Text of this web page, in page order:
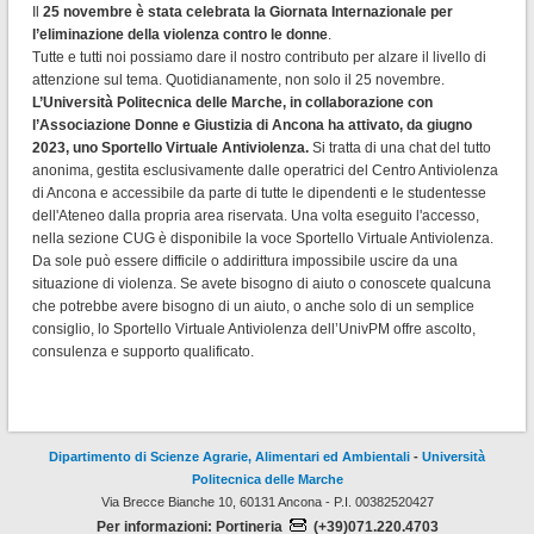
25 novembre è stata celebrata la Giornata Internazionale per
l’eliminazione della violenza contro le donne.
Tutte e tutti noi possiamo dare il nostro contributo per alzare il livello di
attenzione sul tema. Quotidianamente, non solo il 25 novembre.
L’Università Politecnica delle Marche, in collaborazione con
l’Associazione Donne e Giustizia di Ancona ha attivato, da giugno
2023, uno Sportello Virtuale Antiviolenza. Si tratta di una chat del tutto
anonima, gestita esclusivamente dalle operatrici del Centro Antiviolenza
di Ancona e accessibile da parte di tutte le dipendenti e le studentesse
dell'Ateneo dalla propria area riservata. Una volta eseguito l'accesso,
nella sezione CUG è disponibile la voce Sportello Virtuale Antiviolenza.
Da sole può essere difficile o addirittura impossibile uscire da una
situazione di violenza. Se avete bisogno di aiuto o conoscete qualcuna
che potrebbe avere bisogno di un aiuto, o anche solo di un semplice
consiglio, lo Sportello Virtuale Antiviolenza dell’UnivPM offre ascolto,
consulenza e supporto qualificato.
Dipartimento di Scienze Agrarie, Alimentari ed Ambientali - Università
Politecnica delle Marche
Via Brecce Bianche 10, 60131 Ancona - P.I. 00382520427
Per informazioni: Portineria (+39)071.220.4703